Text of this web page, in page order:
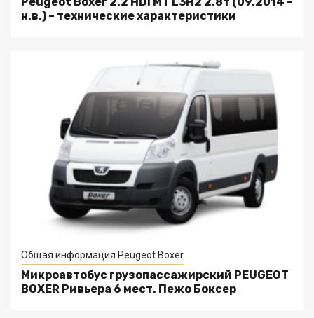
н.в.) – технические характеристики
Общая информация Peugeot Boxer
Микроавтобус грузопассажирский PEUGEOT
BOXER Ривьера 6 мест. Пежо Боксер